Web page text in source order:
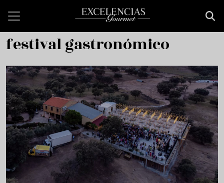
festival gastronómico